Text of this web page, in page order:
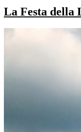
La Festa della